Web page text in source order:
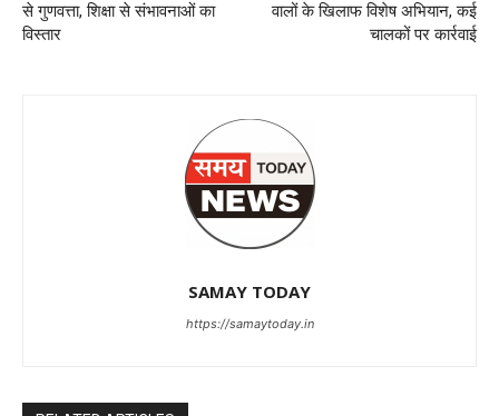
से गुणवत्ता, शिक्षा से संभावनाओं का
विस्तार
वालों के खिलाफ विशेष अभियान, कई
चालकों पर कार्रवाई
SAMAY TODAY
https://samaytoday.in